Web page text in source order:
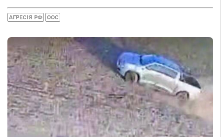
АГРЕСІЯ РФ ООС